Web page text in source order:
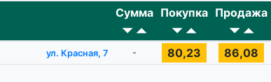
Сумма Покупка Продажа
ул. Красная, 7 - 80,23 86,08